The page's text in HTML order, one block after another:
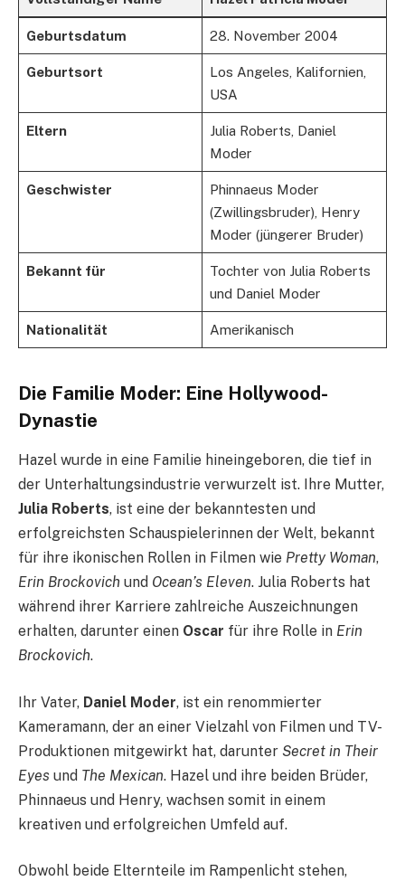
Geburtsdatum 28. November 2004
Geburtsort
Los Angeles, Kalifornien,
USA
Eltern
Julia Roberts, Daniel
Moder
Geschwister
Phinnaeus Moder
(Zwillingsbruder), Henry
Moder (jüngerer Bruder)
Bekannt für
Tochter von Julia Roberts
und Daniel Moder
Nationalität Amerikanisch
Die Familie Moder: Eine Hollywood-
Dynastie
Hazel wurde in eine Familie hineingeboren, die tief in
der Unterhaltungsindustrie verwurzelt ist. Ihre Mutter,
Julia Roberts, ist eine der bekanntesten und
erfolgreichsten Schauspielerinnen der Welt, bekannt
für ihre ikonischen Rollen in Filmen wie Pretty Woman,
Erin Brockovich und Ocean’s Eleven. Julia Roberts hat
während ihrer Karriere zahlreiche Auszeichnungen
erhalten, darunter einen Oscar für ihre Rolle in Erin
Brockovich.
Ihr Vater, Daniel Moder, ist ein renommierter
Kameramann, der an einer Vielzahl von Filmen und TV-
Produktionen mitgewirkt hat, darunter Secret in Their
Eyes und The Mexican. Hazel und ihre beiden Brüder,
Phinnaeus und Henry, wachsen somit in einem
kreativen und erfolgreichen Umfeld auf.
Obwohl beide Elternteile im Rampenlicht stehen,